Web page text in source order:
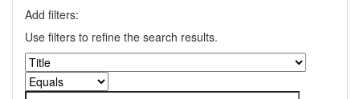
Add filters:
Use filters to refine the search results.